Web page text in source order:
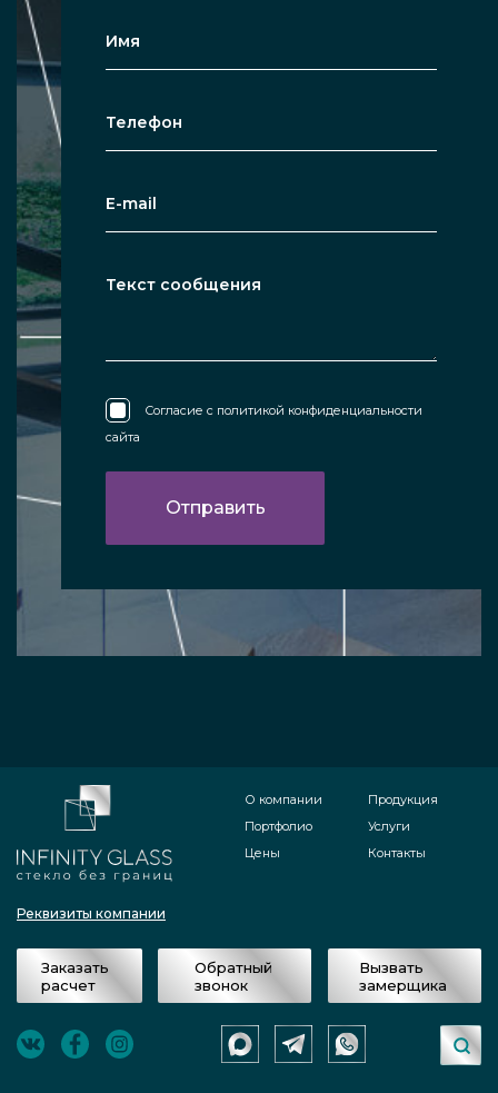
Согласие с политикой конфиденциальности
сайта
Реквизиты компании
О компании
Портфолио
Цены
Продукция
Услуги
Контакты
Заказать
расчет
Обратный
звонок
Вызвать
замерщика